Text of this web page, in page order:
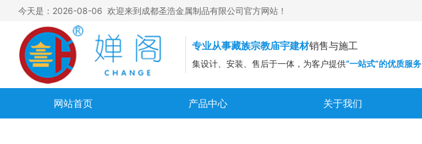
今天是：2026-08-06 欢迎来到成都圣浩金属制品有限公司官方网站！
专业从事藏族宗教庙宇建材销售与施工
集设计、安装、售后于一体，为客户提供“一站式”的优质服务
网站首页 产品中心 关于我们